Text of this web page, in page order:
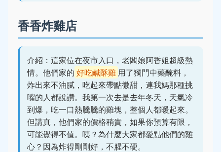
香香炸雞店
介紹：這家位在夜市入口，老闆娘阿香姐超級熱
情。他們家的 好吃鹹酥雞 用了獨門中藥醃料，
炸出來不油膩，吃起來帶點微甜，連我媽那種挑
嘴的人都說讚。我第一次去是去年冬天，天氣冷
到爆，吃一口熱騰騰的雞塊，整個人都暖起來。
但講真，他們家的價格稍貴，如果你預算有限，
可能覺得不值。咦？為什麼大家都愛點他們的雞
心？因為炸得剛剛好，不腥不硬。